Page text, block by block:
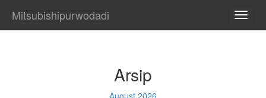
Mitsubishipurwodadi
Arsip
August 2026